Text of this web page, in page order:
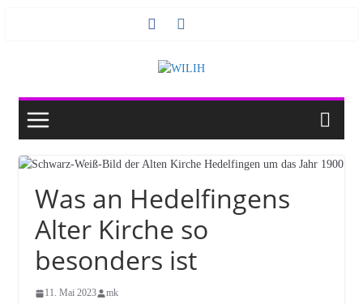
Was an Hedelfingens
Alter Kirche so
besonders ist
11. Mai 2023 mk